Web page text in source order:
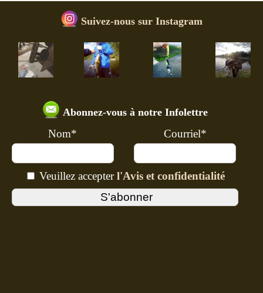
Suivez-nous sur Instagram
Abonnez-vous à notre Infolettre
Nom* Courriel*
Veuillez accepterl'Avis et confidentialité